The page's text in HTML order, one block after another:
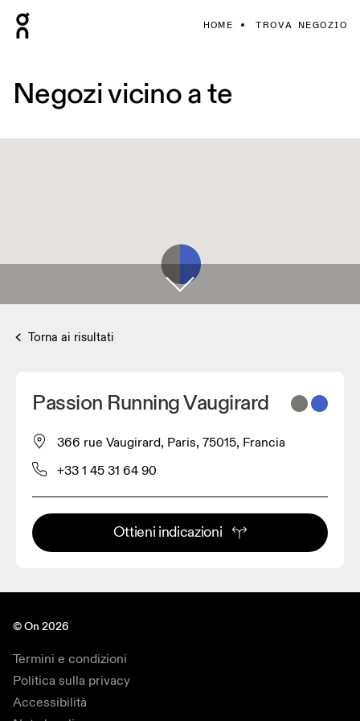
HOME TROVA NEGOZIO
Negozi vicino a te
Torna ai risultati
Passion Running Vaugirard
366 rue Vaugirard, Paris, 75015, Francia
+33 1 45 31 64 90
Ottieni indicazioni
© On 2026
Termini e condizioni
Politica sulla privacy
Accessibilità